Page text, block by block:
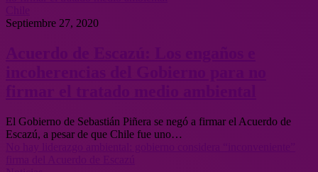
Septiembre 27, 2020
El Gobierno de Sebastián Piñera se negó a firmar el Acuerdo de
Escazú, a pesar de que Chile fue uno…